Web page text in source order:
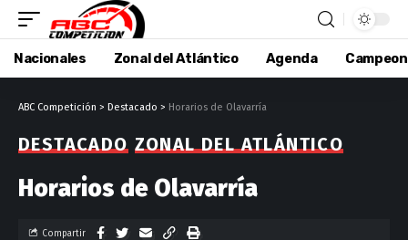
Nacionales Zonal del Atlántico Agenda
ABC Competición > Destacado > Horarios de Olavarría
DESTACADO ZONAL DEL ATLÁNTICO
Horarios de Olavarría
Compartir